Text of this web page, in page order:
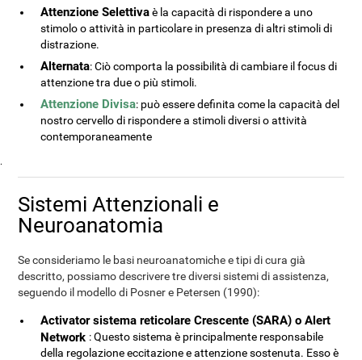
Attenzione Selettivaè la capacità di rispondere a uno
stimolo o attività in particolare in presenza di altri stimoli di
distrazione.
Alternata: Ciò comporta la possibilità di cambiare il focus di
attenzione tra due o più stimoli.
Attenzione Divisa: può essere definita come la capacità del
nostro cervello di rispondere a stimoli diversi o attività
contemporaneamente
.
Sistemi Attenzionali e
Neuroanatomia
Se consideriamo le basi neuroanatomiche e tipi di cura già
descritto, possiamo descrivere tre diversi sistemi di assistenza,
seguendo il modello di Posner e Petersen (1990):
Activator sistema reticolare Crescente (SARA) o Alert
Network : Questo sistema è principalmente responsabile
della regolazione eccitazione e attenzione sostenuta. Esso è